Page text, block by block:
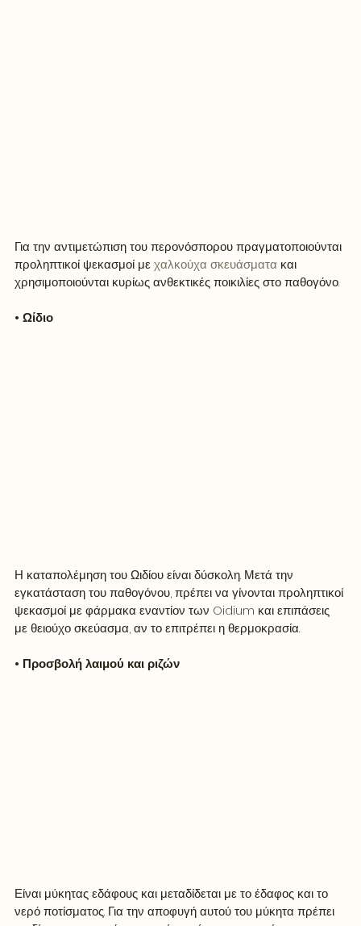
Για την αντιμετώπιση του περονόσπορου πραγματοποιούνται
προληπτικοί ψεκασμοί με χαλκούχα σκευάσματα και
χρησιμοποιούνται κυρίως ανθεκτικές ποικιλίες στο παθογόνο.
• Ωίδιο
Η καταπολέμηση του Ωιδίου είναι δύσκολη. Μετά την
εγκατάσταση του παθογόνου, πρέπει να γίνονται προληπτικοί
ψεκασμοί με φάρμακα εναντίον των Oidium και επιπάσεις
με θειούχο σκεύασμα, αν το επιτρέπει η θερμοκρασία.
• Προσβολή λαιμού και ριζών
Είναι μύκητας εδάφους και μεταδίδεται με το έδαφος και το
νερό ποτίσματος. Για την αποφυγή αυτού του μύκητα πρέπει